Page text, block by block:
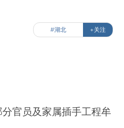
#湖北 +关注
官员及家属插手工程牟